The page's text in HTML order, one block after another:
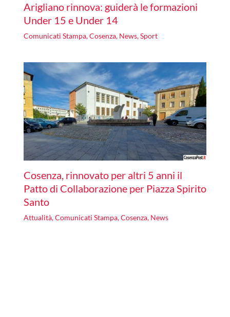
Arigliano rinnova: guiderà le formazioni
Under 15 e Under 14
Comunicati Stampa,Cosenza, News,Sport
Cosenza, rinnovato per altri 5 anni il
Patto di Collaborazione per Piazza Spirito
Santo
Attualità,Comunicati Stampa,Cosenza, News